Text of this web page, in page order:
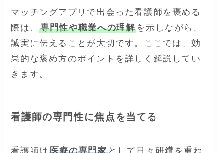
マッチングアプリで出会った看護師を褒める
際は、専門性や職業への理解を示しながら、
誠実に伝えることが大切です。ここでは、効
果的な褒め方のポイントを詳しく解説してい
きます。
看護師の専門性に焦点を当てる
看護師は 医療の専門家として日々研鑽を重ね